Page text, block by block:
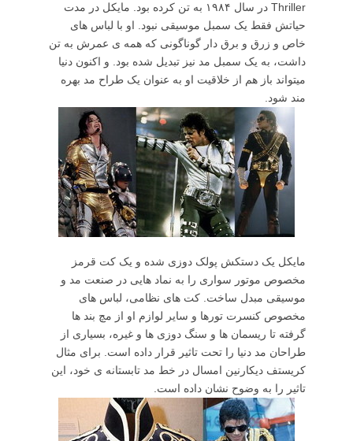
Thriller در سال ۱۹۸۴ به تن کرده بود. مایکل در مدت
حیاتش فقط یک سمبل موسیقی نبود. او با لباس های
خاص و زرق و برق دار گوناگونی که همه ی عمرش به تن
داشت، به یک سمبل مد نیز تبدیل شده بود. و اکنون دنیا
میتواند باز هم از خلاقیت او به عنوان یک طراح مد بهره
مند شود.
مایکل یک دستکش پولک دوزی شده و یک کت قرمز
مخصوص موتور سواری را به نماد هایی در صنعت مد و
موسیقی مبدل ساخت. کت های نظامی، لباس های
مخصوص کنسرت تورها و سایر لوازم او از مچ بند ها
گرفته تا ریسمان ها و سنگ دوزی ها و غیره، بسیاری از
طراحان مد دنیا را تحت تاثیر قرار داده است. برای مثال
کریستف دیکارنین امسال در خط مد تابستانه ی خود، این
تاثیر را به وضوح نشان داده است.